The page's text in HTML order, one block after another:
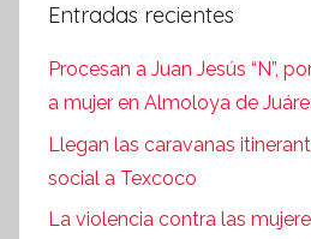
Entradas recientes
Procesan a Juan Jesús “N”,
a mujer en Almoloya de
Llegan las caravanas
social a Texcoco
La violencia contra las